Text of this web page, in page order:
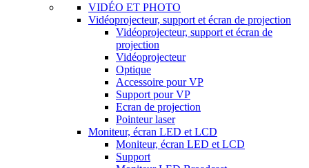
VIDÉO ET PHOTO
Vidéoprojecteur, support et écran de projection
Vidéoprojecteur, support et écran de
projection
Vidéoprojecteur
Optique
Accessoire pour VP
Support pour VP
Ecran de projection
Pointeur laser
Moniteur, écran LED et LCD
Moniteur, écran LED et LCD
Support